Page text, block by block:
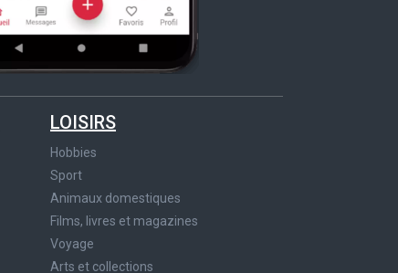
LOISIRS
Hobbies
Sport
Animaux domestiques
Films, livres et magazines
Voyage
Arts et collections